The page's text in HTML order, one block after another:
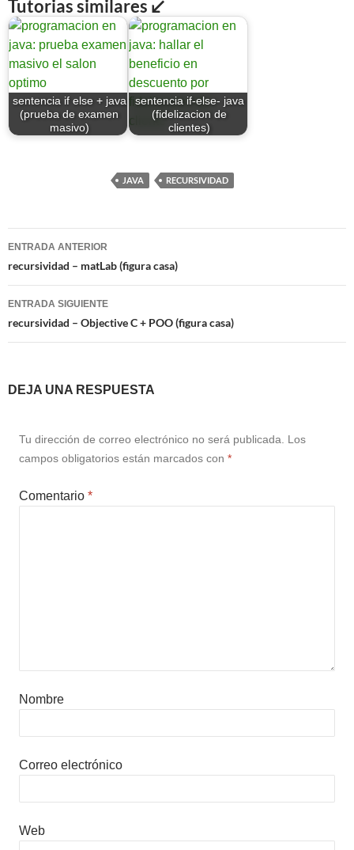
Tutorias similares ↙
sentencia if else + java
(prueba de examen
masivo)
sentencia if-else- java
(fidelizacion de
clientes)
JAVA RECURSIVIDAD
Navegación
de
entradas
ENTRADA ANTERIOR
recursividad – matLab (figura casa)
ENTRADA SIGUIENTE
recursividad – Objective C + POO (figura casa)
DEJA UNA RESPUESTA
Tu dirección de correo electrónico no será publicada. Los
campos obligatorios están marcados con *
Comentario *
Nombre
Correo electrónico
Web